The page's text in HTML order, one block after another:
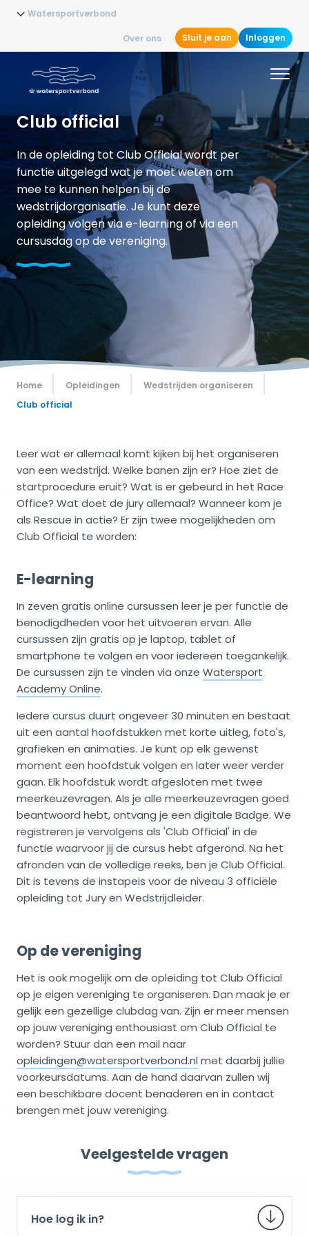
Watersportverbond
Over ons Sluit je aan Inloggen
Club official
In de opleiding tot Club Official wordt per
functie uitgelegd wat je moet weten om
mee te kunnen helpen bij de
wedstrijdorganisatie. Je kunt deze
opleiding volgen via e-learning of via een
cursusdag op de vereniging.
Home Opleidingen
Wedstrijden organiseren
Club official
Leer wat er allemaal komt kijken bij het organiseren
van een wedstrijd. Welke banen zijn er? Hoe ziet de
startprocedure eruit? Wat is er gebeurd in het Race
Office? Wat doet de jury allemaal? Wanneer kom je
als Rescue in actie? Er zijn twee mogelijkheden om
Club Official te worden:
E-learning
In zeven gratis online cursussen leer je per functie de
benodigdheden voor het uitvoeren ervan. Alle
cursussen zijn gratis op je laptop, tablet of
smartphone te volgen en voor iedereen toegankelijk.
De cursussen zijn te vinden via onze Watersport
Academy Online.
Iedere cursus duurt ongeveer 30 minuten en bestaat
uit een aantal hoofdstukken met korte uitleg, foto's,
grafieken en animaties. Je kunt op elk gewenst
moment een hoofdstuk volgen en later weer verder
gaan. Elk hoofdstuk wordt afgesloten met twee
meerkeuzevragen. Als je alle meerkeuzevragen goed
beantwoord hebt, ontvang je een digitale Badge. We
registreren je vervolgens als 'Club Official' in de
functie waarvoor jij de cursus hebt afgerond. Na het
afronden van de volledige reeks, ben je Club Official.
Dit is tevens de instapeis voor de niveau 3 officiële
opleiding tot Jury en Wedstrijdleider.
Op de vereniging
Het is ook mogelijk om de opleiding tot Club Official
op je eigen vereniging te organiseren. Dan maak je er
gelijk een gezellige clubdag van. Zijn er meer mensen
op jouw vereniging enthousiast om Club Official te
worden? Stuur dan een mail naar
opleidingen@watersportverbond.nl met daarbij jullie
voorkeursdatums. Aan de hand daarvan zullen wij
een beschikbare docent benaderen en in contact
brengen met jouw vereniging.
Veelgestelde vragen
Hoe log ik in?